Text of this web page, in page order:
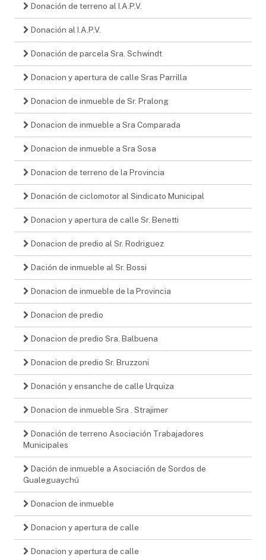
Donación de terreno al I.A.P.V.
Donación al I.A.P.V.
Donación de parcela Sra. Schwindt
Donacion y apertura de calle Sras Parrilla
Donacion de inmueble de Sr. Pralong
Donacion de inmueble a Sra Comparada
Donacion de inmueble a Sra Sosa
Donacion de terreno de la Provincia
Donación de ciclomotor al Sindicato Municipal
Donacion y apertura de calle Sr. Benetti
Donacion de predio al Sr. Rodriguez
Dación de inmueble al Sr. Bossi
Donacion de inmueble de la Provincia
Donacion de predio
Donacion de predio Sra. Balbuena
Donacion de predio Sr. Bruzzoni
Donación y ensanche de calle Urquiza
Donacion de inmueble Sra . Strajimer
Donación de terreno Asociación Trabajadores
Municipales
Dación de inmueble a Asociación de Sordos de
Gualeguaychú
Donacion de inmueble
Donacion y apertura de calle
Donacion y apertura de calle